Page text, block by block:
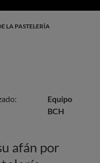
LA PASTELERÍA
Equipo
BCH
afán por